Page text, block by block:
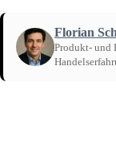
Florian
Produkt- und